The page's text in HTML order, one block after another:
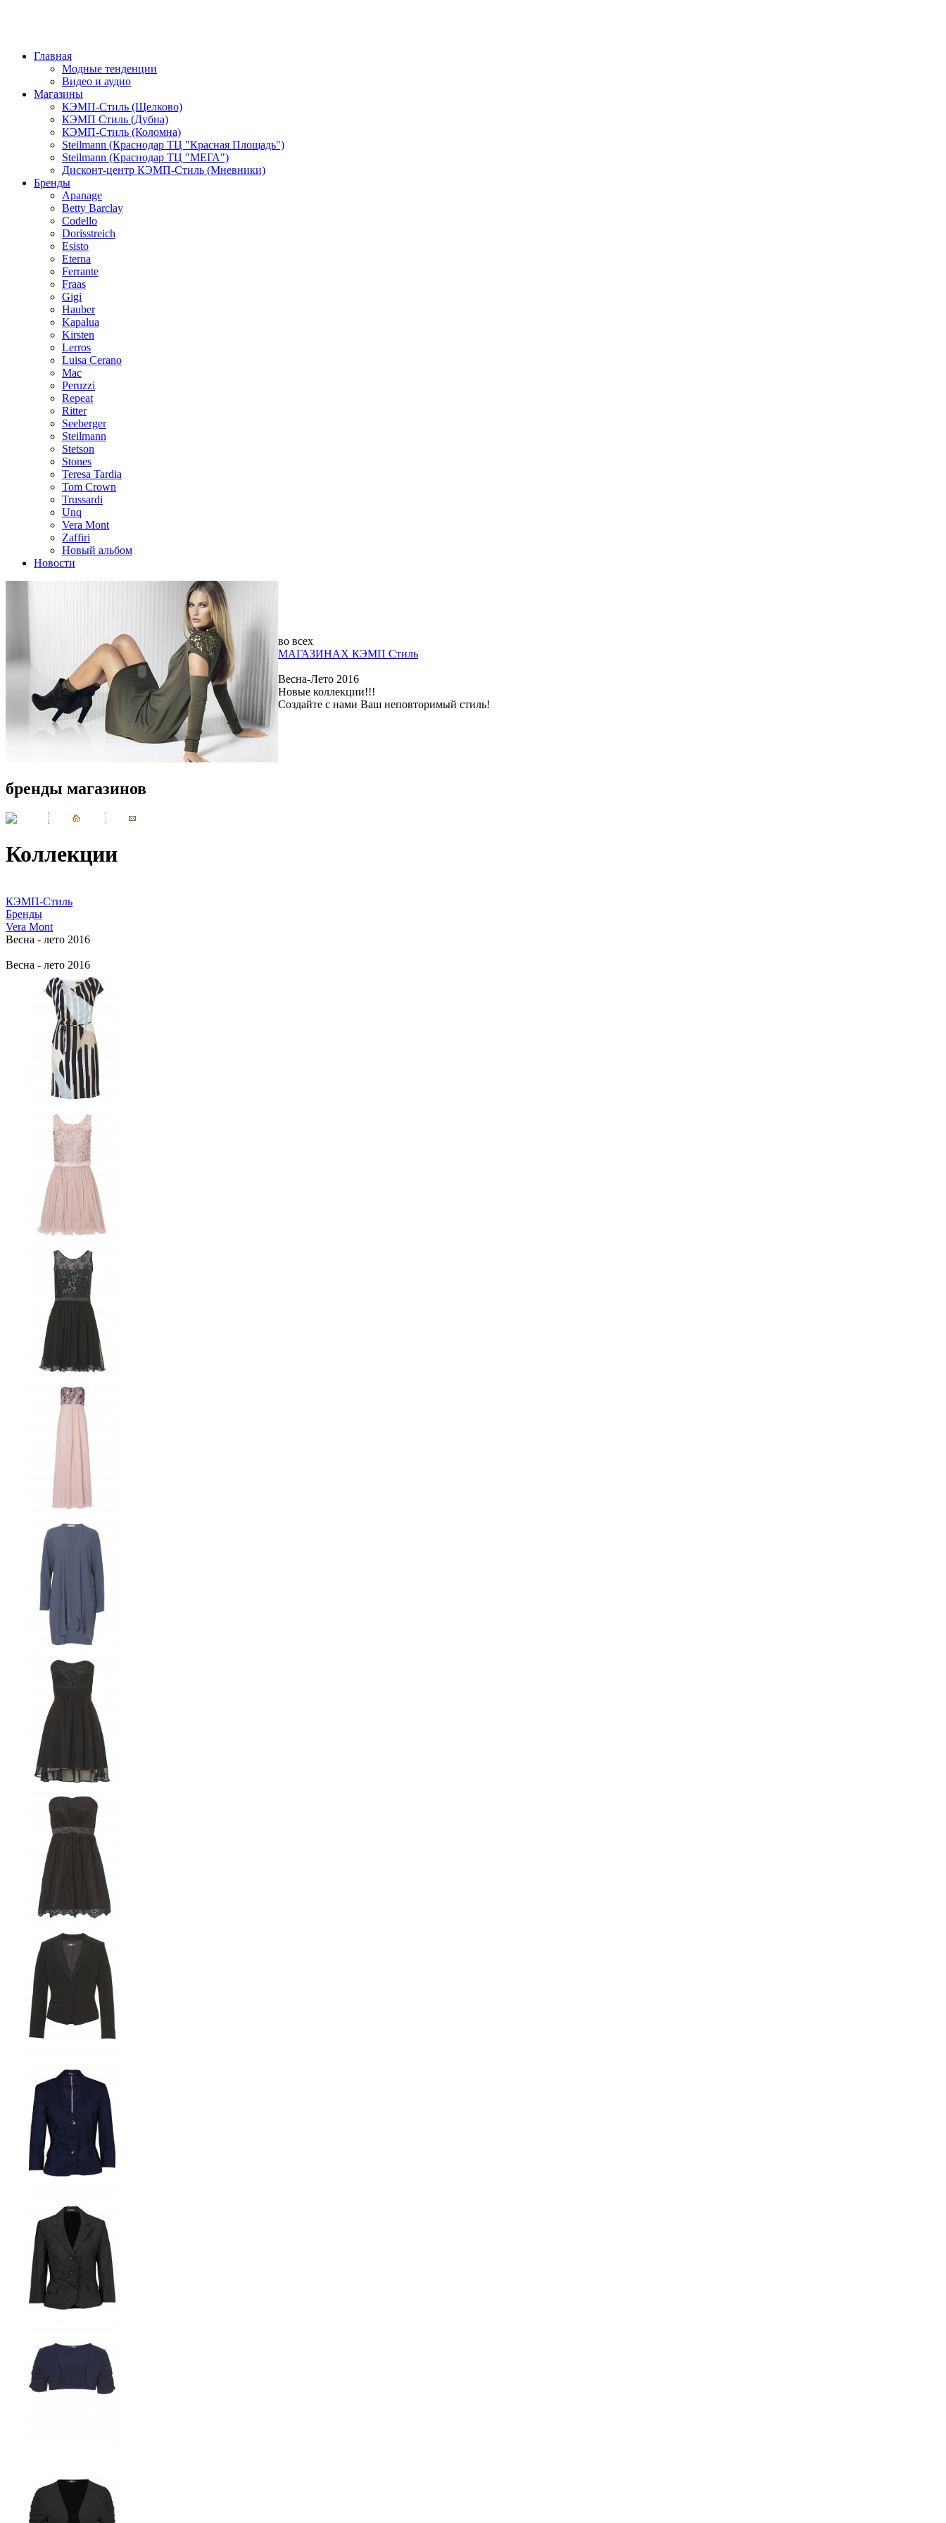
Главная
Модные тенденции
Видео и аудио
Магазины
КЭМП-Стиль (Щелково)
КЭМП Стиль (Дубна)
КЭМП-Стиль (Коломна)
Steilmann (Краснодар ТЦ "Красная Площадь")
Steilmann (Краснодар ТЦ "МЕГА")
Дисконт-центр КЭМП-Стиль (Мневники)
Бренды
Apanage
Betty Barclay
Codello
Dorisstreich
Esisto
Eterna
Ferrante
Fraas
Gigi
Hauber
Kapalua
Kirsten
Lerros
Luisa Cerano
Mac
Peruzzi
Repeat
Ritter
Seeberger
Steilmann
Stetson
Stones
Teresa Tardia
Tom Crown
Trussardi
Unq
Vera Mont
Zaffiri
Новый альбом
Новости
во всех
МАГАЗИНАХ КЭМП Стиль
Весна-Лето 2016
Новые коллекции!!!
Создайте с нами Ваш неповторимый стиль!
бренды магазинов
Коллекции
КЭМП-Стиль
Бренды
Vera Mont
Весна - лето 2016
Весна - лето 2016